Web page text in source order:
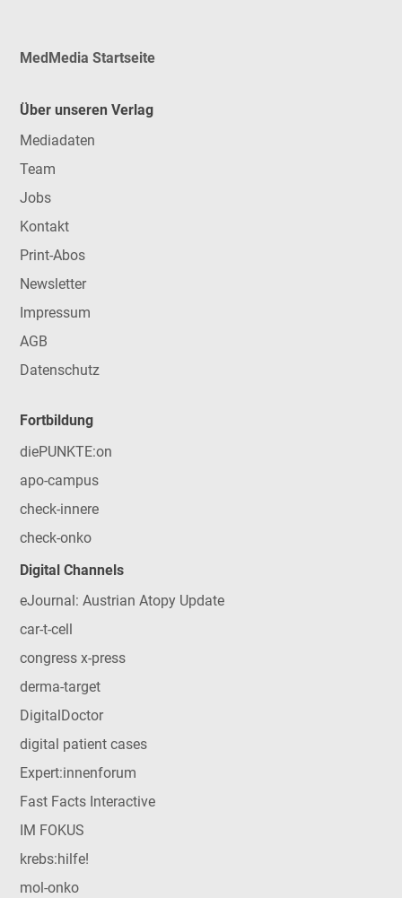
MedMedia Startseite
Über unseren Verlag
Mediadaten
Team
Jobs
Kontakt
Print-Abos
Newsletter
Impressum
AGB
Datenschutz
Fortbildung
diePUNKTE:on
apo-campus
check-innere
check-onko
Digital Channels
eJournal: Austrian Atopy Update
car-t-cell
congress x-press
derma-target
DigitalDoctor
digital patient cases
Expert:innenforum
Fast Facts Interactive
IM FOKUS
krebs:hilfe!
mol-onko